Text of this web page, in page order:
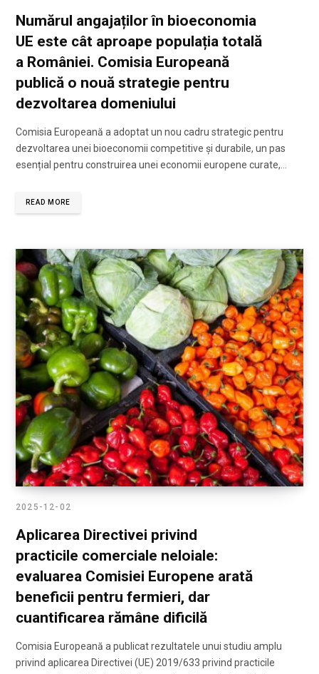
Numărul angajaților în bioeconomia
UE este cât aproape populația totală
a României. Comisia Europeană
publică o nouă strategie pentru
dezvoltarea domeniului
Comisia Europeană a adoptat un nou cadru strategic pentru
dezvoltarea unei bioeconomii competitive și durabile, un pas
esențial pentru construirea unei economii europene curate,…
READ MORE
2025-12-02
Aplicarea Directivei privind
practicile comerciale neloiale:
evaluarea Comisiei Europene arată
beneficii pentru fermieri, dar
cuantificarea rămâne dificilă
Comisia Europeană a publicat rezultatele unui studiu amplu
privind aplicarea Directivei (UE) 2019/633 privind practicile